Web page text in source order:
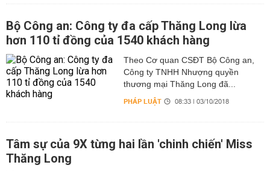
Bộ Công an: Công ty đa cấp Thăng Long lừa
hơn 110 tỉ đồng của 1540 khách hàng
Theo Cơ quan CSĐT Bộ Công an,
Công ty TNHH Nhượng quyền
thương mại Thăng Long đã...
PHÁP LUẬT 08:33 | 03/10/2018
Tâm sự của 9X từng hai lần 'chinh chiến' Miss
Thăng Long